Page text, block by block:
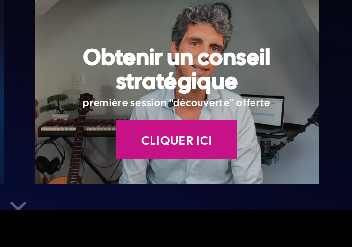
Obtenir un conseil
stratégique
première session “découverte” offerte
CLIQUER ICI